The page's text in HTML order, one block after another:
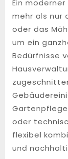
Ein moderner
mehr als nur
oder das
um ein
Bedürfnisse
oder
flexibel
und